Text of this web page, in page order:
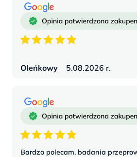
Oleńkowy 5.08.2026 r.
Bardzo polecam, badania